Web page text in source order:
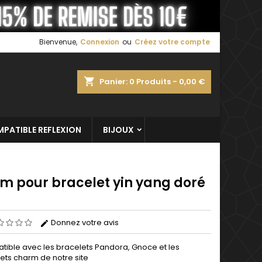
Bienvenue, Connexion ou Créez votre compte
shopping_cart Panier: 0 Produits - 0,00 €
REFLEXION BIJOUX
pour bracelet yin yang doré
Donnez votre avis
avec les bracelets Pandora, Gnoce et les
charm de notre site